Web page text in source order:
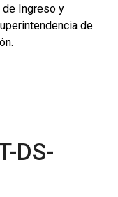
Ingreso y
de
DS-